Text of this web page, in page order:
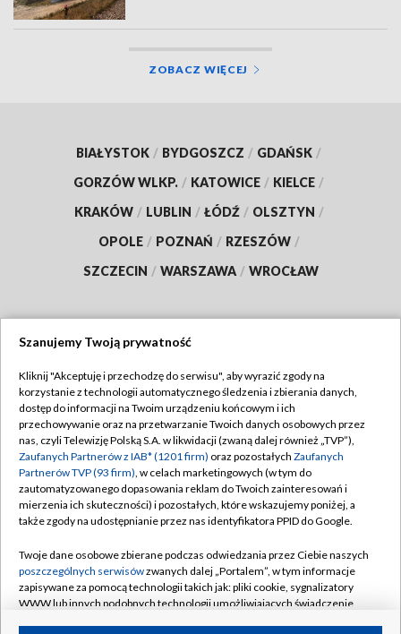
ZOBACZ WIĘCEJ
BIAŁYSTOK / BYDGOSZCZ / GDAŃSK /
GORZÓW WLKP. / KATOWICE / KIELCE /
KRAKÓW / LUBLIN / ŁÓDŹ / OLSZTYN /
OPOLE / POZNAŃ / RZESZÓW /
SZCZECIN / WARSZAWA / WROCŁAW
TVP
Abonament TVP
Emisja w TVP
Centrum informacji TVP
Naziemna Telewizja Cyfrowa
Rada Programowa
System NOS
Informacje o nadawcy
Regulamin TVP
Polityka prywatności
Moje zgody
Pomoc
Kontakt
Kanały
Szanujemy Twoją prywatność
Kliknij "Akceptuję i przechodzę do serwisu", aby wyrazić zgody na
korzystanie z technologii automatycznego śledzenia i zbierania danych,
dostęp do informacji na Twoim urządzeniu końcowym i ich
przechowywanie oraz na przetwarzanie Twoich danych osobowych przez
nas, czyli Telewizję Polską S.A. w likwidacji (zwaną dalej również „TVP”),
Zaufanych Partnerów z IAB* (1201 firm) oraz pozostałych Zaufanych
Partnerów TVP (93 firm), w celach marketingowych (w tym do
zautomatyzowanego dopasowania reklam do Twoich zainteresowań i
mierzenia ich skuteczności) i pozostałych, które wskazujemy poniżej, a
także zgody na udostępnianie przez nas identyfikatora PPID do Google.
Twoje dane osobowe zbierane podczas odwiedzania przez Ciebie naszych
poszczególnych serwisówzwanych dalej „Portalem”, w tym informacje
zapisywane za pomocą technologii takich jak: pliki cookie, sygnalizatory
WWW lub innych podobnych technologii umożliwiających świadczenie